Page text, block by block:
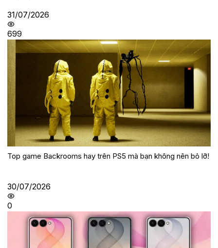
31/07/2026
699
Top game Backrooms hay trên PS5 mà bạn không nên bỏ lỡ!
30/07/2026
0